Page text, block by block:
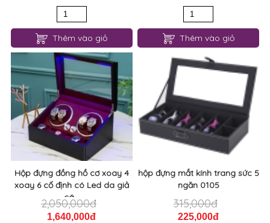
Thêm vào giỏ Thêm vào giỏ
Hộp đựng đồng hồ cơ xoay 4
xoay 6 cố định có Led da giả
cá...
2,050,000đ
1,640,000đ
hộp đựng mắt kính trang sức 5
ngăn 0105
315,000đ
225,000đ